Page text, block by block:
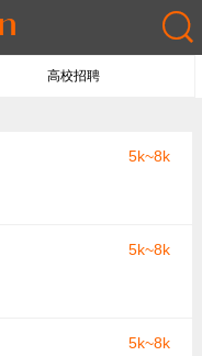
高校招聘
5k~8k
5k~8k
5k~8k